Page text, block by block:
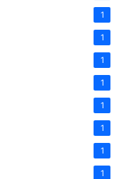
1
1
1
1
1
1
1
1